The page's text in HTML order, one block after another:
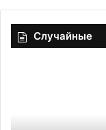
Случайные